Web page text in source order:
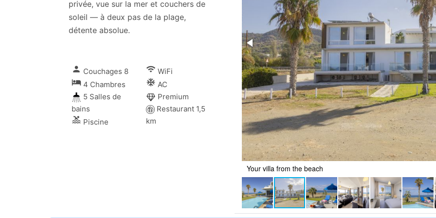
privée, vue sur la mer et couchers de
soleil — à deux pas de la plage,
détente absolue.
person Couchages 8
local_hotel 4 Chambres
bains
pool Piscine
wifi WiFi
ac_unitif
AC
Premium
Restaurant 1,5
km
Your villa from the beach